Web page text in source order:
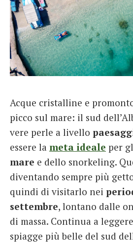
Contatti
Italiano
German
English
French
ecohotel
rassegna stampa
Acque cristalline e
picco sul mare: il sud
vere perle a livello
essere la meta ideale per
mare e dello snorkeling.
diventando sempre più
quindi di visitarlo nei
settembre, lontano dalle
di massa. Continua a
spiagge più belle del sud